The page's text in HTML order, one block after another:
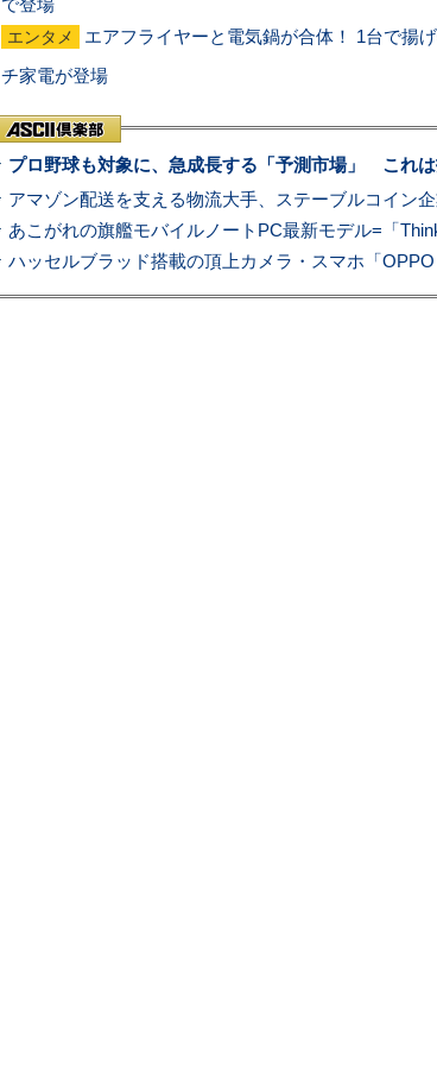
で登場
エンタメ
エアフライヤーと電気鍋が合体！ 1台で揚
チ家電が登場
プロ野球も対象に、急成長する「予測市場」 これ